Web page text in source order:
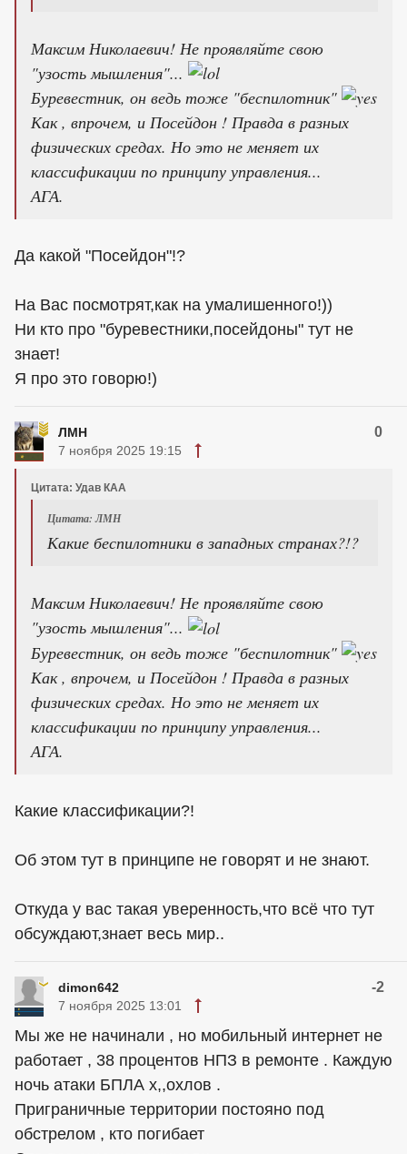
Максим Николаевич! Не проявляйте свою
"узость мышления"...
Буревестник, он ведь тоже "беспилотник"
Как , впрочем, и Посейдон ! Правда в разных
физических средах. Но это не меняет их
классификации по принципу управления...
АГА.
Да какой "Посейдон"!?
На Вас посмотрят,как на умалишенного!))
Ни кто про "буревестники,посейдоны" тут не
знает!
Я про это говорю!)
ЛМН 0
7 ноября 2025 19:15
Цитата: Удав КАА
Цитата: ЛМН
Какие беспилотники в западных странах?!?
Максим Николаевич! Не проявляйте свою
"узость мышления"...
Буревестник, он ведь тоже "беспилотник"
Как , впрочем, и Посейдон ! Правда в разных
физических средах. Но это не меняет их
классификации по принципу управления...
АГА.
Какие классификации?!
Об этом тут в принципе не говорят и не знают.
Откуда у вас такая уверенность,что всё что тут
обсуждают,знает весь мир..
dimon642 -2
7 ноября 2025 13:01
Мы же не начинали , но мобильный интернет не
работает , 38 процентов НПЗ в ремонте . Каждую
ночь атаки БПЛА х,,охлов .
Приграничные территории постояно под
обстрелом , кто погибает